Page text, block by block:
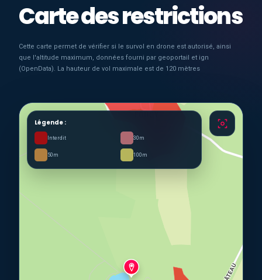
Carte des restrictions
Cette carte permet de vérifier si le survol en drone est autorisé, ainsi
que l'altitude maximum, données fourni par geoportail et ign
(OpenData). La hauteur de vol maximale est de 120 mètres
Légende :
Interdit 30m
50m 100m